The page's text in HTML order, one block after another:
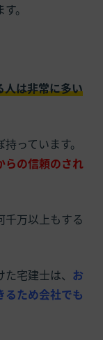
。
人は非常に多い
っています。
らの信頼のされ
千万以上もする
宅建士は、 お
るため会社でも